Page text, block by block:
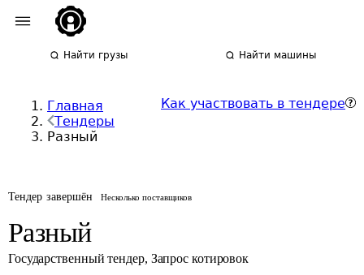
Найти грузы Найти машины
Главная
Тендеры
Разный
Как участвовать в тендере
Тендер завершён Несколько поставщиков
Разный
Государственный тендер, Запрос котировок